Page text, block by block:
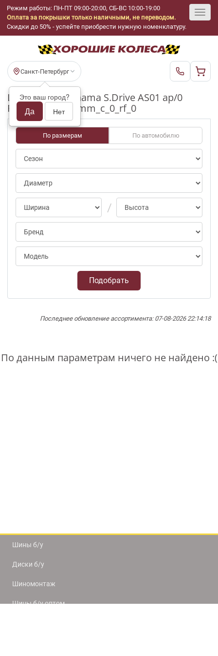
Режим работы: ПН-ПТ 09:00-20:00, СБ-ВС 10:00-19:00
Оплата за покрышки только наличными, не переводом.
Скидки до 50% - успейте приобрести нужную номенклатуру.
Санкт-Петербург
Это ваш город?
Да Нет
Шины бу Yokohama S.Drive AS01 ap/0
R16_225_55_3-4mm_c_0_rf_0
По размерам По автомобилю
Подобрать
Последнее обновление ассортимента: 07-08-2026 22:14:18
По данным параметрам ничего не найдено :(
Шины б/у
Диски б/у
Шиномонтаж
Шины б/у оптом